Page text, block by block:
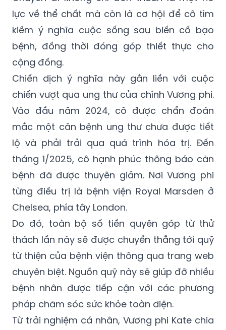
kiếm ý nghĩa cuộc sống sau biến cố bạo
bệnh, đồng thời đóng góp thiết thực cho
cộng đồng.
Chiến dịch ý nghĩa này gắn liền với cuộc
chiến vượt qua ung thư của chính Vương phi.
Vào đầu năm 2024, cô được chẩn đoán
mắc một căn bệnh ung thư chưa được tiết
lộ và phải trải qua quá trình hóa trị. Đến
tháng 1/2025, cô hạnh phúc thông báo căn
bệnh đã được thuyên giảm. Nơi Vương phi
từng điều trị là bệnh viện Royal Marsden ở
Chelsea, phía tây London.
Do đó, toàn bộ số tiền quyên góp từ thử
thách lần này sẽ được chuyển thẳng tới quỹ
từ thiện của bệnh viện thông qua trang web
chuyên biệt. Nguồn quỹ này sẽ giúp đỡ nhiều
bệnh nhân được tiếp cận với các phương
pháp chăm sóc sức khỏe toàn diện.
Từ trải nghiệm cá nhân, Vương phi Kate chia
sẻ rằng ung thư không chỉ tấn công cơ thể
mà còn thay đổi hoàn toàn suy nghĩ, cảm